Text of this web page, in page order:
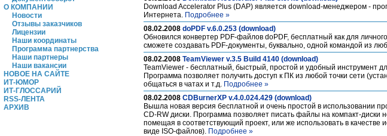
О КОМПАНИИ
Новости
Отзывы заказчиков
Лицензии
Наши координаты
Программа партнерства
Наши партнеры
Наши вакансии
НОВОЕ НА САЙТЕ
ИТ-ЮМОР
ИТ-ГЛОССАРИЙ
RSS-ЛЕНТА
АРХИВ
Download Accelerator Plus (DAP) является download-менеджером -
Интернета. Подробнее »
08.02.2008 doPDF v.6.0.253 (download)
Обновился конвертер PDF-файлов doPDF, бесплатный как для
сможете создавать PDF-документы, буквально, одной командой из
08.02.2008 TeamViewer v.3.5 Build 4140 (download)
TeamViewer - бесплатный, быстрый, простой и удобный инструмент
Программа позволяет получить доступ к ПК из любой точки сети
общаться в чатах и т.д. Подробнее »
08.02.2008 CDBurnerXP v.4.0.024.429 (download)
Вышла новая версия бесплатной и очень простой в использовании
CD-RW диски. Программа позволяет писать файлы на компакт-диски
помещая в соответствующий проект, или же использовать в качестве
виде ISO-файлов). Подробнее »